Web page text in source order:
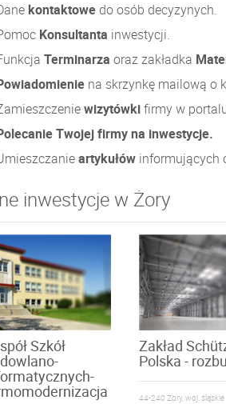
kontaktowe do osób decyzynych.
Konsultanta inwestycji.
Terminarzaoraz zakładka
na skrzynkę mailową o
wizytówkifirmy w
Twojej firmy na inwestycje.
artykułów informujących
inwestycje w Żory
Szkół Zakład
Polska -
44-240 Żory, woj. śląskie